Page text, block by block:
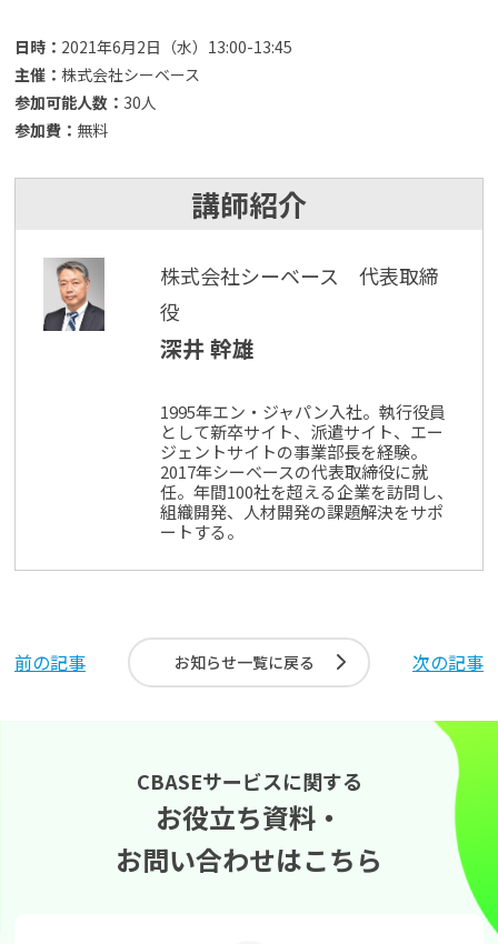
日時： 2021年6月2日（水）13:00-13:45
主催： 株式会社シーベース
参加可能人数： 30人
参加費： 無料
講師紹介
株式会社シーベース 代表取締
役
深井 幹雄
1995年エン・ジャパン入社。執行役員
として新卒サイト、派遣サイト、エー
ジェントサイトの事業部長を経験。
2017年シーベースの代表取締役に就
任。年間100社を超える企業を訪問し、
組織開発、人材開発の課題解決をサポ
ートする。
前の記事 お知らせ一覧に戻る 次の記事
CBASEサービスに関する
お役立ち資料・
お問い合わせはこちら